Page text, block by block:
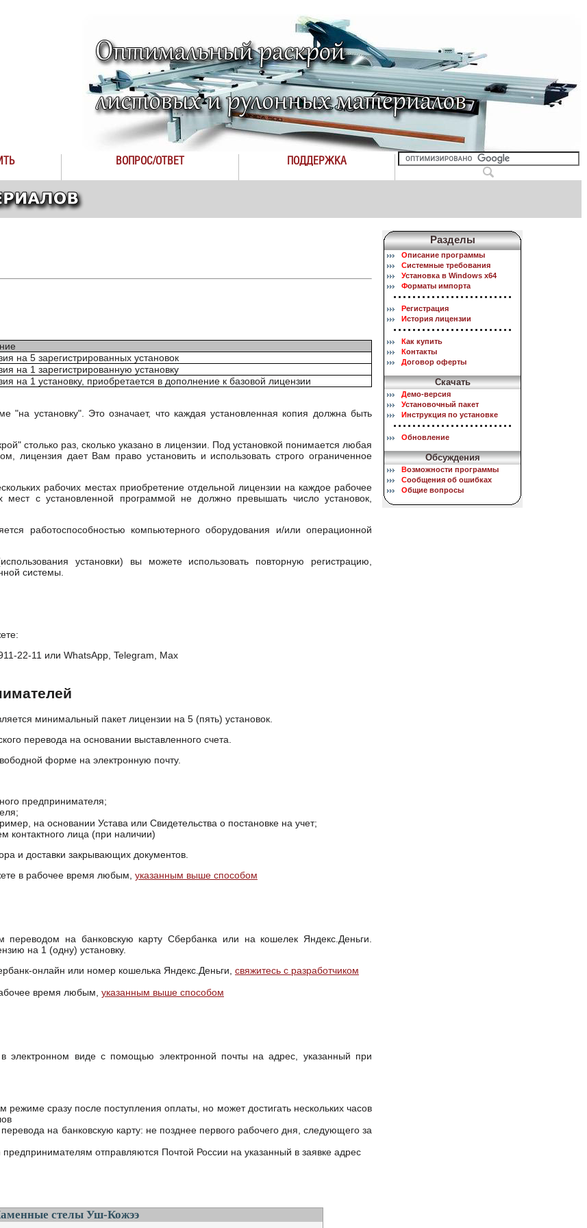
ВОПРОС/ОТВЕТ ПОДДЕРЖКА
на 5 зарегистрированных установок
на 1 зарегистрированную установку
на 1 установку, приобретается в дополнение к базовой лицензии
"на установку". Это означает, что каждая установленная копия должна быть
столько раз, сколько указано в лицензии. Под установкой понимается любая
лицензия дает Вам право установить и использовать строго ограниченное
рабочих местах приобретение отдельной лицензии на каждое рабочее
с установленной программой не должно превышать число установок,
работоспособностью компьютерного оборудования и/или операционной
установки) вы можете использовать повторную регистрацию,
системы.
22-11 или WhatsApp, Telegram, Max
минимальный пакет лицензии на 5 (пять) установок.
перевода на основании выставленного счета.
форме на электронную почту.
предпринимателя;
на основании Устава или Свидетельства о постановке на учет;
контактного лица (при наличии)
и доставки закрывающих документов.
в рабочее время любым, указанным выше способом
на банковскую карту Сбербанка или на кошелек Яндекс.Деньги.
на 1 (одну) установку.
онлайн или номер кошелька Яндекс.Деньги, свяжитесь с разработчиком
время любым, указанным выше способом
в электронном виде с помощью электронной почты на адрес, указанный при
режиме сразу после поступления оплаты, но может достигать нескольких часов
на банковскую карту: не позднее первого рабочего дня, следующего за
отправляются Почтой России на указанный в заявке адрес
Разделы
Описание программы
Системные требования
Установка в Windows x64
Форматы импорта
Регистрация
История лицензии
Как купить
Контакты
Договор оферты
Скачать
Демо-версия
Установочный пакет
Инструкция по установке
Обновление
Обсуждения
Возможности программы
Сообщения об ошибках
Общие вопросы